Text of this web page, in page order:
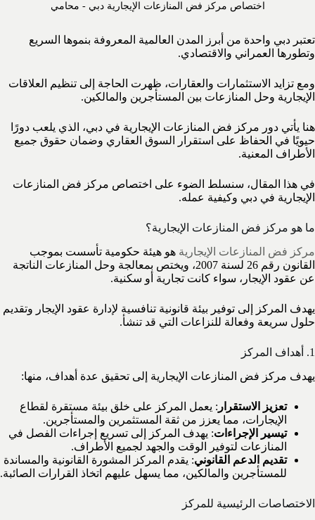
اختصاص مركز فض المنازعات الإيجارية دبي - محامي
تعتبر دبي واحدة من أبرز المدن العالمية المعروفة بنموها السريع
وتطورها العمراني والاقتصادي.
ومع تزايد الاستثمارات والعقارات، ظهرت الحاجة إلى تنظيم العلاقات
الإيجارية وحل المنازعات بين المستأجرين والمالكين.
هنا يأتي دور مركز فض المنازعات الإيجارية في دبي، الذي يلعب دورًا
حيويًا في الحفاظ على استقرار السوق العقاري وضمان حقوق جميع
الأطراف المعنية.
في هذا المقال، سنسلط الضوء على اختصاص مركز فض المنازعات
الإيجارية في دبي وكيفية عمله.
ما هو مركز فض المنازعات الإيجارية؟
مركز فض المنازعات الإيجارية هو هيئة حكومية تأسست بموجب
القانون رقم 26 لسنة 2007، ويختص بمعالجة وحل المنازعات الناتجة
عن عقود الإيجار، سواء كانت تجارية أو سكنية.
يهدف المركز إلى توفير بيئة قانونية تنافسية لإدارة عقود الإيجار وتقديم
حلول سريعة وفعالة للنزاعات التي قد تنشأ.
1. أهداف المركز
يهدف مركز فض المنازعات الإيجارية إلى تحقيق عدة أهداف، منها:
تعزيز الاستقرار : يعمل المركز على خلق بيئة مستقرة لقطاع
الإيجارات، مما يعزز من ثقة المستثمرين والمستأجرين.
تيسير الإجراءات: يهدف المركز إلى تسريع إجراءات الفصل في
المنازعات لتوفير الوقت والجهد لجميع الأطراف.
تقديم الدعم القانوني: يقدم المركز المشورة القانونية والمساندة
للمستأجرين والمالكين، مما يسهل عليهم اتخاذ القرارات الصائبة.
الاختصاصات الرئيسية للمركز